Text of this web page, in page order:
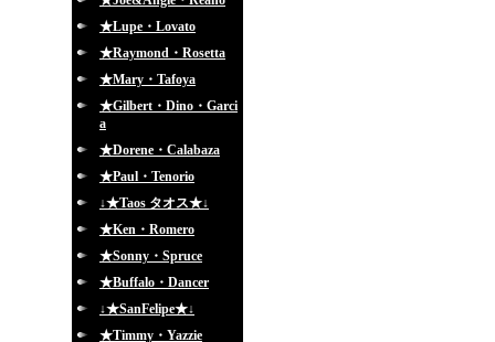
★Lupe・Lovato
★Raymond・Rosetta
★Mary・Tafoya
★Gilbert・Dino・Garci
a
★Dorene・Calabaza
★Paul・Tenorio
↓★Taos タオス★↓
★Ken・Romero
★Sonny・Spruce
★Buffalo・Dancer
↓★SanFelipe★↓
★Timmy・Yazzie